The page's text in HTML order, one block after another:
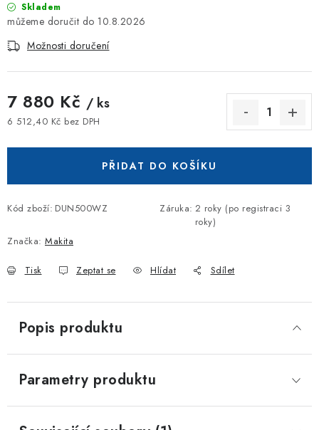
Skladem
10.8.2026
Možnosti doručení
7 880 Kč / ks
6 512,40 Kč bez DPH
PŘIDAT DO KOŠÍKU
Kód zboží: DUN500WZ Záruka: 2 roky (po registraci 3
roky)
Značka: Makita
Tisk Zeptat se Hlídat Sdílet
Popis produktu
Parametry produktu